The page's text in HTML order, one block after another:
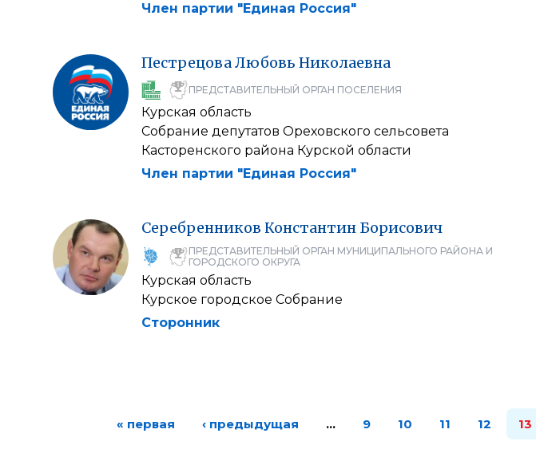
Член партии "Единая Россия"
ПестрецоваЛюбовь Николаевна
ПРЕДСТАВИТЕЛЬНЫЙ ОРГАН ПОСЕЛЕНИЯ
Курская область
Собрание депутатов Ореховского сельсовета
Касторенского района Курской области
Член партии "Единая Россия"
Серебренников Константин Борисович
ПРЕДСТАВИТЕЛЬНЫЙ ОРГАН МУНИЦИПАЛЬНОГО РАЙОНА И
ГОРОДСКОГО ОКРУГА
Курская область
Курское городское Собрание
Сторонник
« первая ‹ предыдущая … 9 10 11 12 13